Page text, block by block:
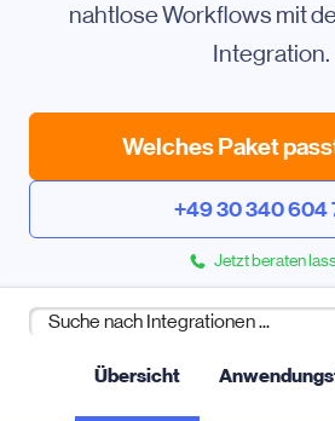
nahtlose Workflows mit
Integration.
Welches Paket
+49 30 340 604
Jetzt beraten
Übersicht